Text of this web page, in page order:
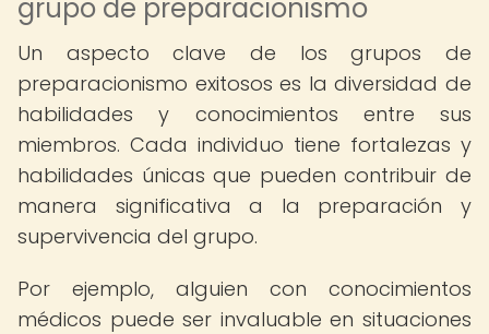
grupo de preparacionismo
Un aspecto clave de los grupos de
preparacionismo exitosos es la diversidad de
habilidades y conocimientos entre sus
miembros. Cada individuo tiene fortalezas y
habilidades únicas que pueden contribuir de
manera significativa a la preparación y
supervivencia del grupo.
Por ejemplo, alguien con conocimientos
médicos puede ser invaluable en situaciones